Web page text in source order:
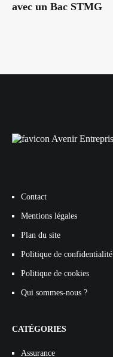
avec un Bac STMG
Contact
Mentions légales
Plan du site
Politique de confidentialité
Politique de cookies
Qui sommes-nous ?
CATÉGORIES
Assurance